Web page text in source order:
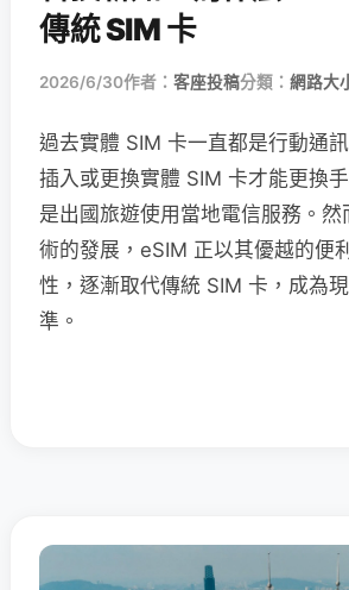
傳統 SIM 卡
2026/6/30作者： 客座投稿分類： 網路大
過去實體 SIM 卡一直都是行動通
插入或更換實體 SIM 卡才能更換
是出國旅遊使用當地電信服務。
術的發展，eSIM 正以其優越的便
性，逐漸取代傳統 SIM 卡，成為
準。